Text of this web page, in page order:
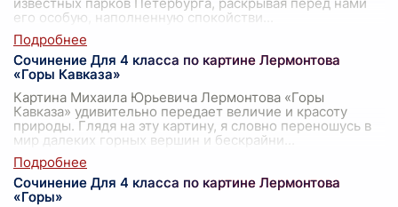
его особую, наполненную спокойстви
Сочинение Для 4 класса по картине Лермонтова
«Горы Кавказа»
Картина Михаила Юрьевича Лермонтова «Горы
Кавказа» удивительно передает величие и красоту
природы. Глядя на эту картину, я словно переношусь в
мир далеких горных вершин и бескрайни
Сочинение Для 4 класса по картине Лермонтова
«Горы»